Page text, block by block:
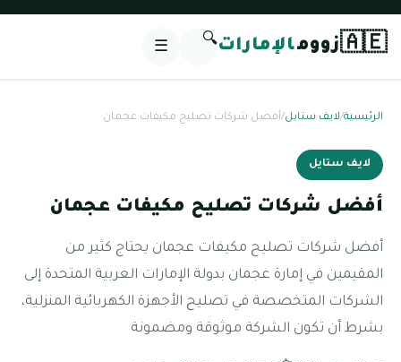
🇦🇪زوومالإمارات🔍
☰
الرئيسية/لايف ستايل/أفضل شركات تصليح مكيفات عجمان
لايف ستايل
أفضل شركات تصليح مكيفات عجمان
أفضل شركات تصليح مكيفات عجمان يحتاج كثير من
المقيمين في إمارة عجمان بدولة الإمارات العربية المتحدة إلى
الشركات المتخصصة في تصليح الأجهزة الكهربائية المنزلية،
بشرط أن تكون الشركة موثوقة ومضمونة